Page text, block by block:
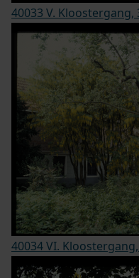
40033 V. Kloostergang,
40034 VI.